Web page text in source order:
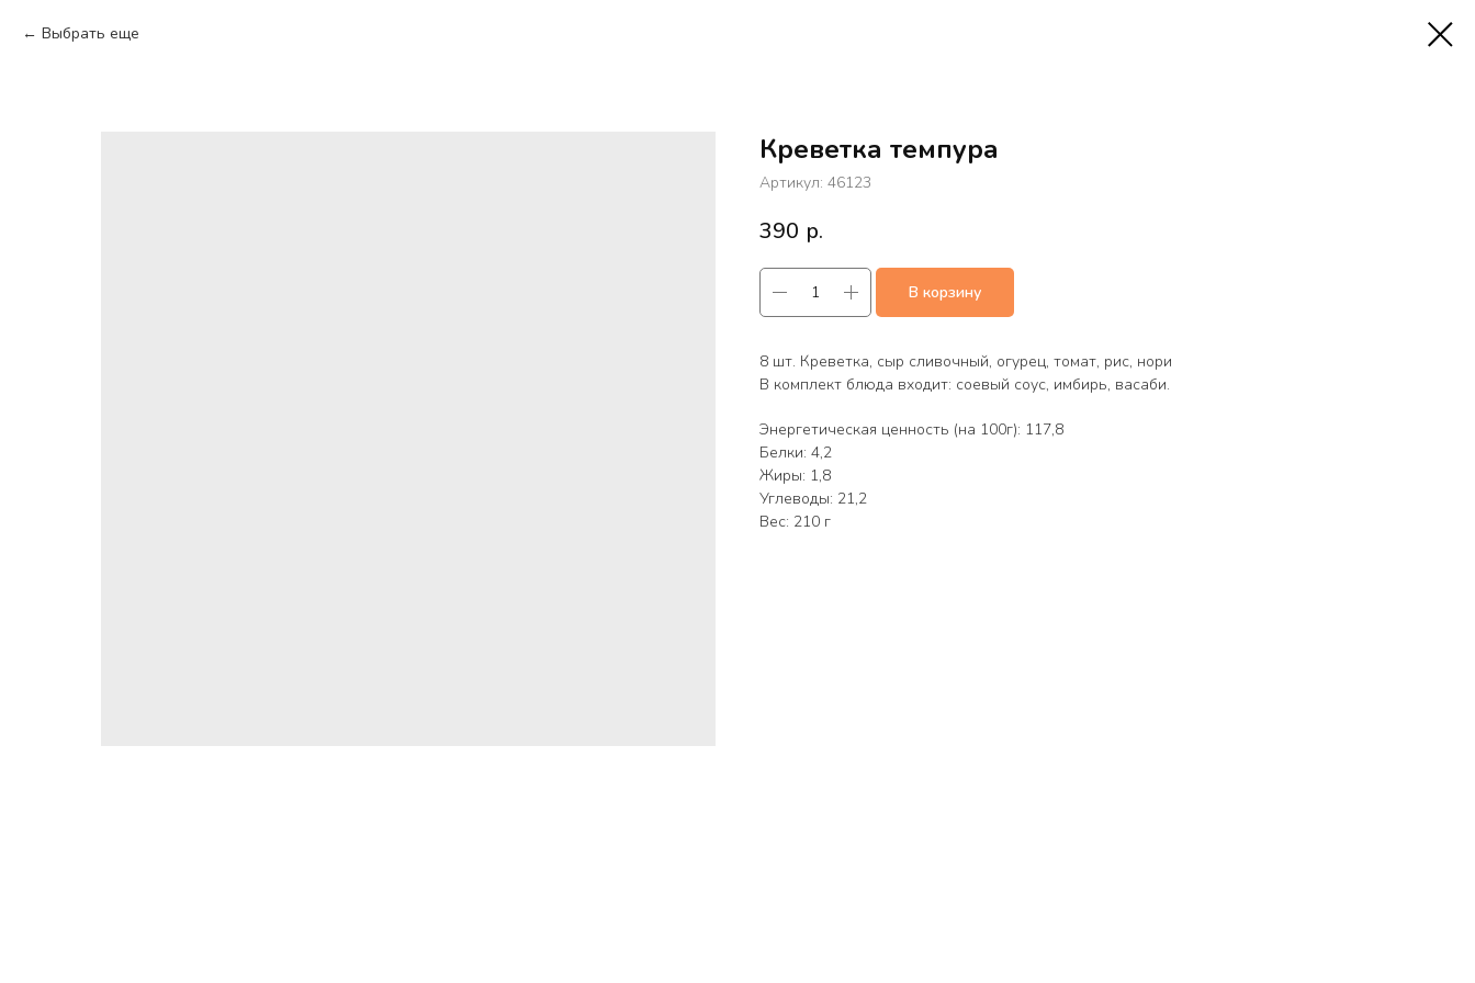
Выбрать еще
Креветка темпура
Артикул: 46123
390 р.
В корзину
8 шт. Креветка, сыр сливочный, огурец, томат, рис, нори
В комплект блюда входит: соевый соус, имбирь, васаби.
Энергетическая ценность (на 100г): 117,8
Белки: 4,2
Жиры: 1,8
Углеводы: 21,2
Вес: 210 г